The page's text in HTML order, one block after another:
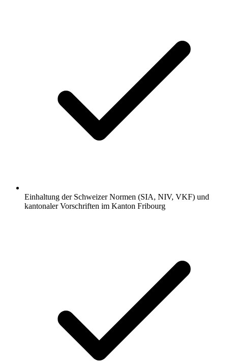
Einhaltung der Schweizer Normen (SIA, NIV, VKF) und
kantonaler Vorschriften im Kanton Fribourg